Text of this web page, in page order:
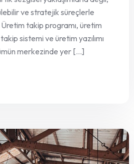
ve stratejik süreçlerle
takip programı, üretim
sistemi ve üretim yazılımı
merkezinde yer [...]